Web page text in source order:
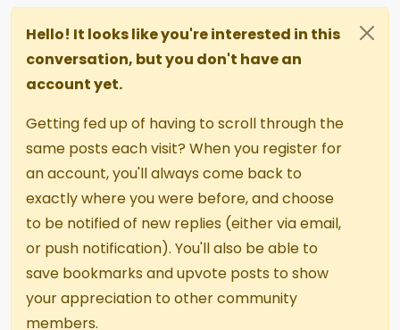
Hello! It looks like you're interested in this
conversation, but you don't have an
account yet.
Getting fed up of having to scroll through the
same posts each visit? When you register for
an account, you'll always come back to
exactly where you were before, and choose
to be notified of new replies (either via email,
or push notification). You'll also be able to
save bookmarks and upvote posts to show
your appreciation to other community
members.